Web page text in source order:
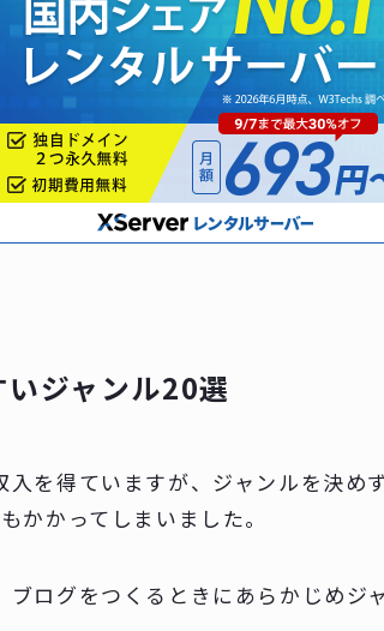
ジャンル20選
を得ていますが、ジャンルを決め
かかってしまいました。
ブログをつくるときにあらかじめジ